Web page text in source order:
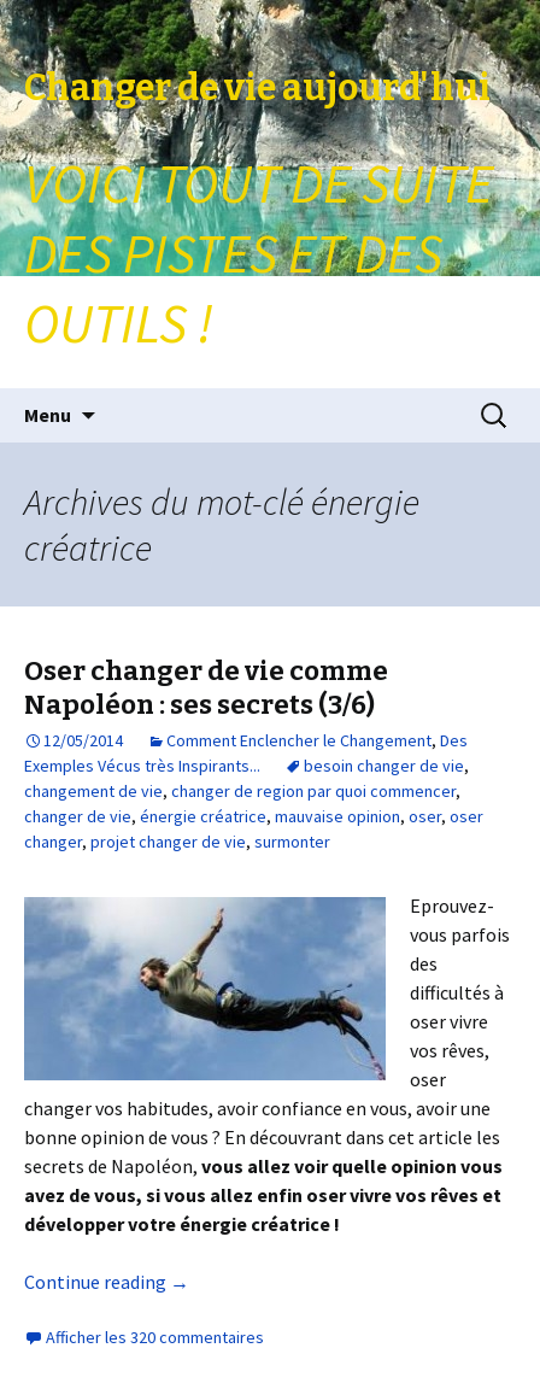
Changer de vie aujourd'hui
VOICI TOUT DE SUITE
DES PISTES ET DES
OUTILS !
Menu
Archives du mot-clé énergie
créatrice
Oser changer de vie comme
Napoléon : ses secrets (3/6)
12/05/2014 Comment Enclencher le Changement, Des
Exemples Vécus très Inspirants...
besoin changer de vie,
changement de vie, changer de region par quoi commencer,
changer de vie, énergie créatrice, mauvaise opinion, oser, oser
changer, projet changer de vie, surmonter
Eprouvez-
vous parfois
des
difficultés à
oser vivre
vos rêves,
oser
changer vos habitudes, avoir confiance en vous, avoir une
bonne opinion de vous ? En découvrant dans cet article les
secrets de Napoléon, vous allez voir quelle opinion vous
avez de vous, si vous allez enfin oser vivre vos rêves et
développer votre énergie créatrice !
Continue reading →
Afficher les 320 commentaires